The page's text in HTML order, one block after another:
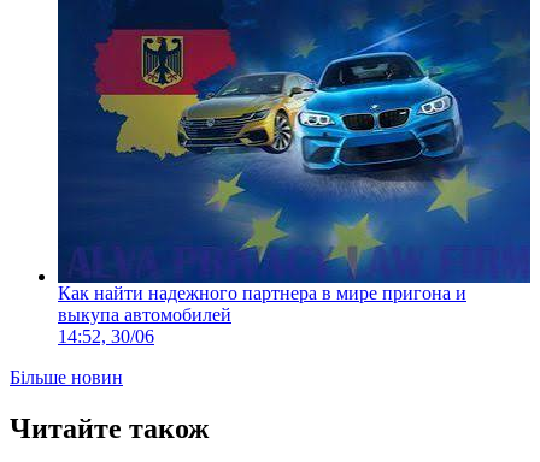
Как найти надежного партнера в мире пригона и
выкупа автомобилей
14:52, 30/06
Більше новин
Читайте також